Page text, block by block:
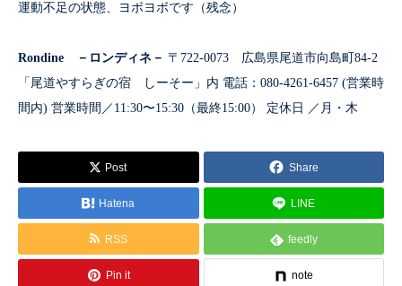
運動不足の状態、ヨボヨボです（残念）
Rondine －ロンディネ－ 〒722-0073 広島県尾道市向島町84-2
「尾道やすらぎの宿 しーそー」内 電話：080-4261-6457 (営業時
間内) 営業時間／11:30〜15:30（最終15:00） 定休日 ／月・木
Post Share
Hatena LINE
RSS feedly
Pin it note